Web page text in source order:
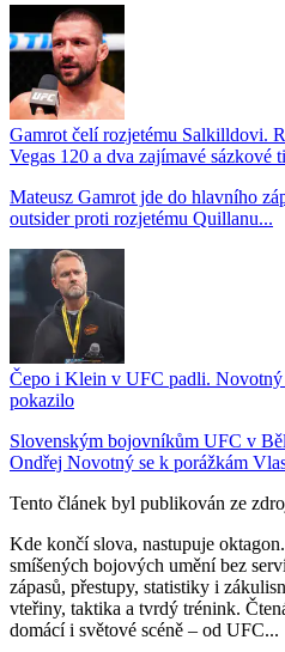
Gamrot čelí rozjetému Salkilldovi.
Vegas 120 a dva zajímavé sázkové
Mateusz Gamrot jde do hlavního
outsider proti rozjetému Quillanu...
Čepo i Klein v UFC padli. Novotný
pokazilo
Slovenským bojovníkům UFC v
Ondřej Novotný se k porážkám
Tento článek byl publikován ze
Kde končí slova, nastupuje
smíšených bojových umění bez
zápasů, přestupy, statistiky i
vteřiny, taktika a tvrdý trénink.
domácí i světové scéně – od UFC...